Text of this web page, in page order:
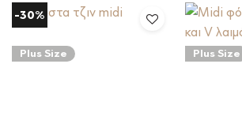
Plus Size
-30%
Plus Size